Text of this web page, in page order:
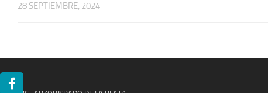
28 SEPTIEMBRE, 2024